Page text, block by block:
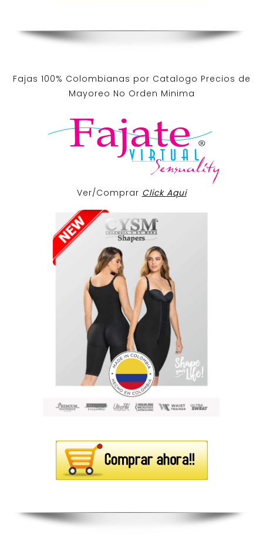
Fajas 100% Colombianas por Catalogo Precios de
Mayoreo No Orden Minima
Ver/Comprar Click Aqui